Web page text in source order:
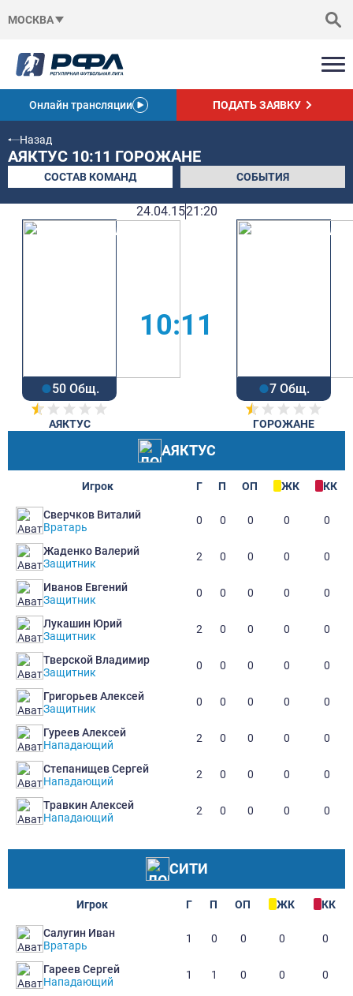
МОСКВА
Онлайн трансляции ПОДАТЬ ЗАЯВКУ
Назад
АЯКТУС 10:11 ГОРОЖАНЕ
СОСТАВ КОМАНД СОБЫТИЯ
24.04.1521:20
50 Общ.
АЯКТУС
10:11
7 Общ.
ГОРОЖАНЕ
АЯКТУС
Игрок Г П ОП ЖК КК
Сверчков Виталий
Вратарь
0 0 0 0 0
Жаденко Валерий
Защитник
2 0 0 0 0
Иванов Евгений
Защитник
0 0 0 0 0
Лукашин Юрий
Защитник
2 0 0 0 0
Тверской Владимир
Защитник
0 0 0 0 0
Григорьев Алексей
Защитник
0 0 0 0 0
Гуреев Алексей
Нападающий
2 0 0 0 0
Степанищев Сергей
Нападающий
2 0 0 0 0
Травкин Алексей
Нападающий
2 0 0 0 0
СИТИ
Игрок Г П ОП ЖК КК
Салугин Иван
Вратарь
1 0 0 0 0
Гареев Сергей
Нападающий
1 1 0 0 0